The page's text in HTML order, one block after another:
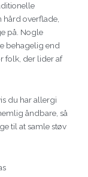
hård overflade,
på. Nogle
behagelig end
folk, der lider af
du har allergi
åndbare, så
til at samle støv